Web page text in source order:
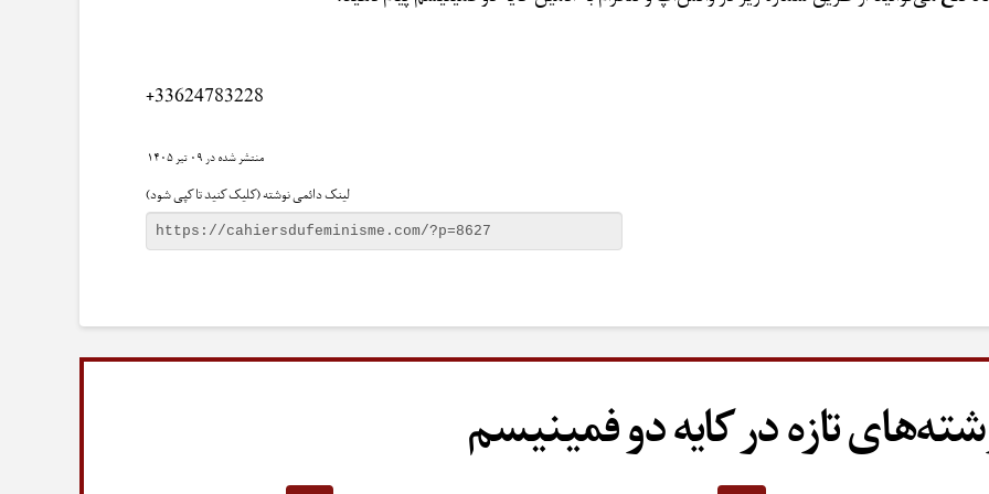
+33624783228
۰۹ تیر ۱۴۰۵
لینک دائمی نوشته (کلیک کنید تا کپی شود)
تازه در کایه دو فمینیسم